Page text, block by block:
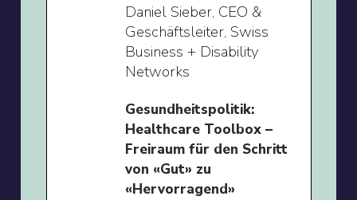
Daniel Sieber, CEO &
Geschäftsleiter, Swiss
Business + Disability
Networks
Gesundheitspolitik:
Healthcare Toolbox –
Freiraum für den Schritt
von «Gut» zu
«Hervorragend»